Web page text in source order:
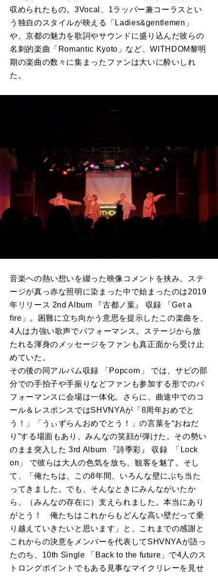
収められたもの。3Vocal、1ラッパー兼コーラスとい
う独自のスタイルが映える「Ladies&gentlemen」
や、京都の魅力を歌詞やサウンドに盛り込んだ彼らの
名刺的楽曲「Romantic Kyoto」など、WITHDOM黎明
期の楽曲の数々に集まったファンは大いに酔いしれ
た。
音楽への熱い想いを綴った映像コメントを挟み、ステ
ージが真っ赤な照明に染まった中で始まったのは2019
年リリース 2nd Album 『古都ノ葉』 収録 「Get a
fire」。困難に立ち向かう意思を提示したこの楽曲を、
4人は力強い歌声でパフォーマンス。ステージから放
たれる渾身のメッセージをファンも真正面から受け止
めていた。
その後の同アルバム収録 「Popcorn」 では、サビの部
分での手拍子や手振りなどファンも参加する形でのパ
フォーマンスに会場は一体化。さらに、曲途中でのコ
ール＆レスポンスではSHVNYAが「8周年おめでと
う！」「うぃずらんおめでとう！」の言葉を“おねだ
り”する場面もあり、みんなの笑顔が弾けた。その勢い
のまま突入した 3rd Album 『詩季彩』 収録 「Lock
on」 で彼らは大人の色気を放ち、観客を魅了。そし
て、「俺たちは、この8年間、いろんな壁にぶち当た
ってきました。でも、そんなときにみんながいたか
ら、（みんなの存在に）支えられました。本当にあり
がとう！ 俺たちはこれからもどんな高い壁だって乗
り越えていきたいと思います」と、これまでの感謝と
これからの決意をメンバーを代表してSHVNYAが語っ
たのち、10th Single 「Back to the future」で4人のス
トロングポイントでもある見事なマイクリレーを見せ